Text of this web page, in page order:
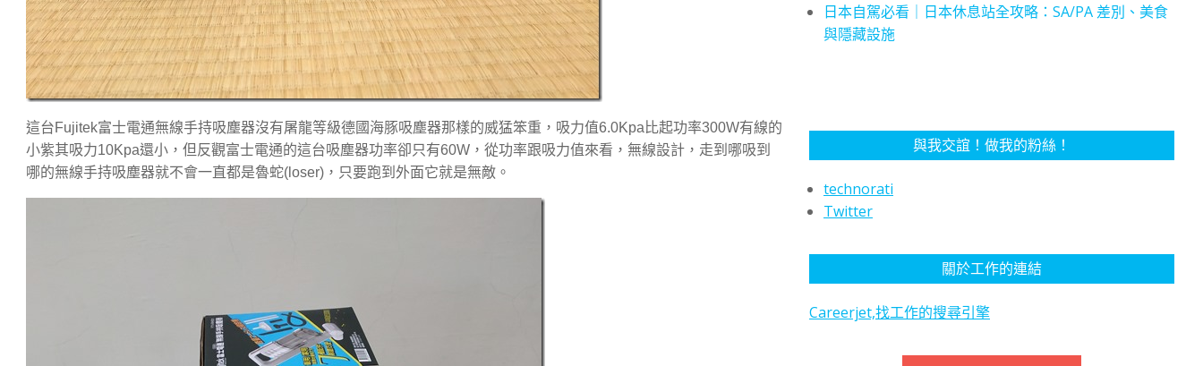
這台Fujitek富士電通無線手持吸塵器沒有屠龍等級德國海豚吸塵器那樣的威猛笨重，吸力值6.0Kpa比起功率300W有線的
小紫其吸力10Kpa還小，但反觀富士電通的這台吸塵器功率卻只有60W，從功率跟吸力值來看，無線設計，走到哪吸到
哪的無線手持吸塵器就不會一直都是魯蛇(loser)，只要跑到外面它就是無敵。
日本自駕必看｜日本休息站全攻略：SA/PA 差別、美食
與隱藏設施
與我交誼！做我的粉絲！
technorati
Twitter
關於工作的連結
Careerjet,找工作的搜尋引擎